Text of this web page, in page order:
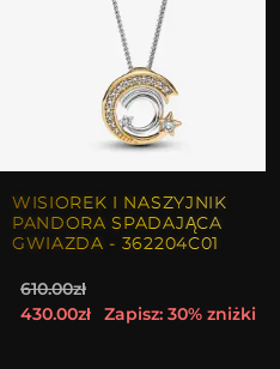
WISIOREK I NASZYJNIK
PANDORA SPADAJĄCA
GWIAZDA - 362204C01
610.00zł
430.00zł
Zapisz: 30% zniżki